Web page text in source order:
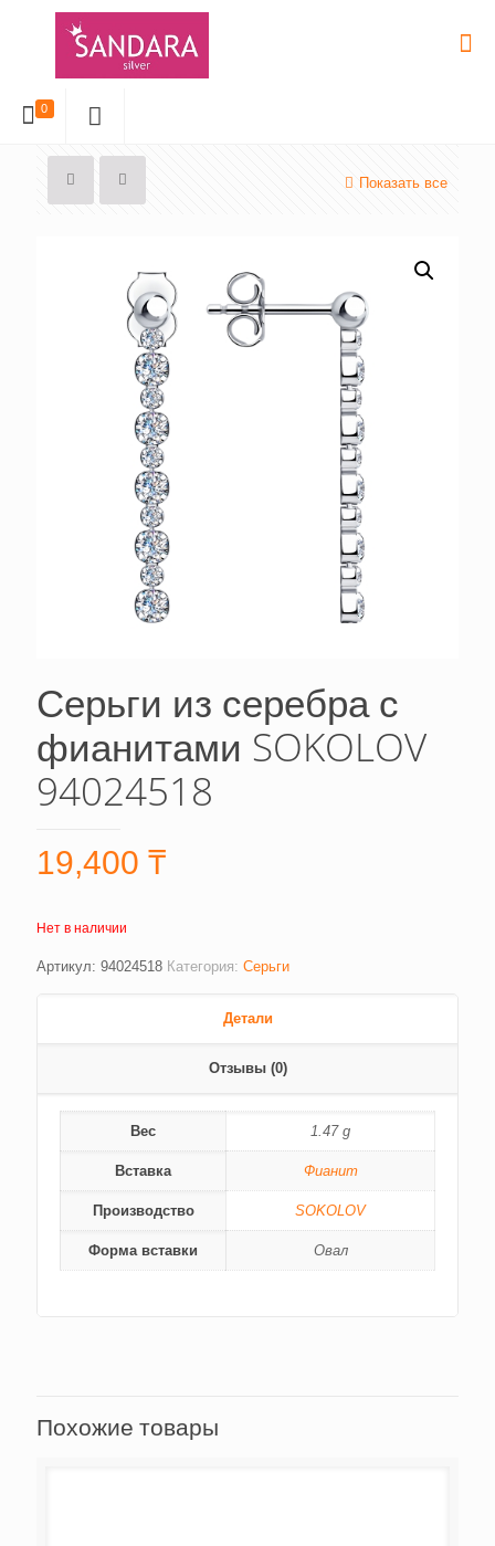
0
Показать все
Серьги из серебра с
фианитами SOKOLOV
94024518
19,400 ₸
Нет в наличии
Артикул: 94024518 Категория: Серьги
Детали
Отзывы (0)
Вес 1.47 g
Вставка Фианит
Производство SOKOLOV
Форма вставки Овал
Похожие товары